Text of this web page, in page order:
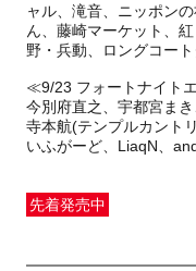
ャル、滝音、ニッポン
ん、藤崎マーケット、
野・兵動、ロングコート
≪9/23 フォートナイト
今別府直之、宇都宮ま
寺本航(テンプルカント
先着発売中